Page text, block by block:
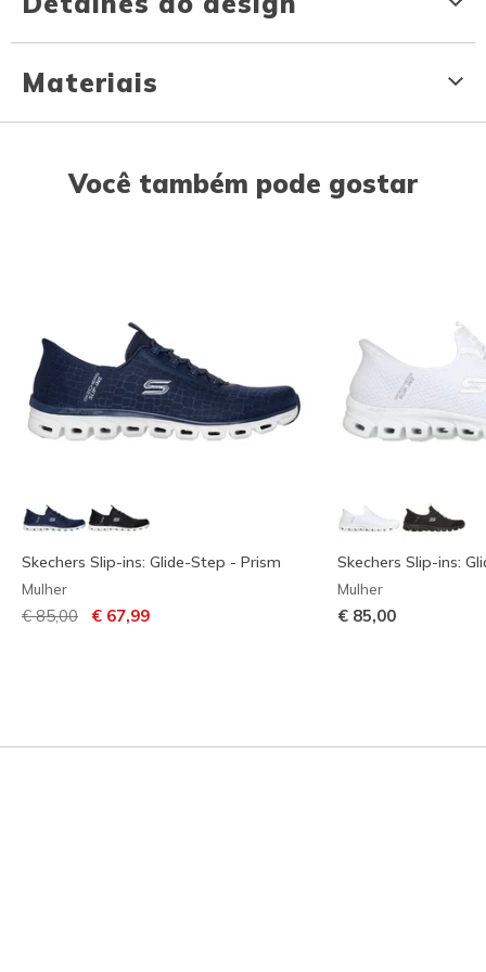
Materiais
Você também pode gostar
Skechers Slip-ins: Glide-Step - Prism
Mulher
Preço com desconto de
€ 85,00 para
€ 67,99
Skechers Slip-ins:
Mulher
€ 85,00